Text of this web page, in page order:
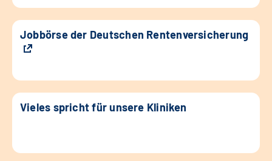
Jobbörse der Deutschen Rentenversicherung
Vieles spricht für unsere Kliniken